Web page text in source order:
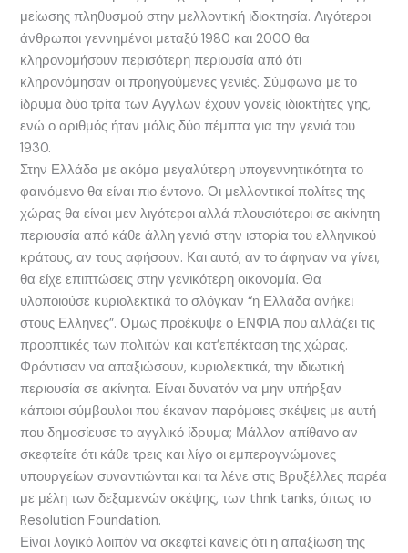
μείωσης πληθυσμού στην μελλοντική ιδιοκτησία. Λιγότεροι
άνθρωποι γεννημένοι μεταξύ 1980 και 2000 θα
κληρονομήσουν περισότερη περιουσία από ότι
κληρονόμησαν οι προηγούμενες γενιές. Σύμφωνα με το
ίδρυμα δύο τρίτα των Αγγλων έχουν γονείς ιδιοκτήτες γης,
ενώ ο αριθμός ήταν μόλις δύο πέμπτα για την γενιά του
1930.
Στην Ελλάδα με ακόμα μεγαλύτερη υπογεννητικότητα το
φαινόμενο θα είναι πιο έντονο. Οι μελλοντικοί πολίτες της
χώρας θα είναι μεν λιγότεροι αλλά πλουσιότεροι σε ακίνητη
περιουσία από κάθε άλλη γενιά στην ιστορία του ελληνικού
κράτους, αν τους αφήσουν. Και αυτό, αν το άφηναν να γίνει,
θα είχε επιπτώσεις στην γενικότερη οικονομία. Θα
υλοποιούσε κυριολεκτικά το σλόγκαν “η Ελλάδα ανήκει
στους Ελληνες”. Ομως προέκυψε ο ΕΝΦΙΑ που αλλάζει τις
προοπτικές των πολιτών και κατ’επέκταση της χώρας.
Φρόντισαν να απαξιώσουν, κυριολεκτικά, την ιδιωτική
περιουσία σε ακίνητα. Είναι δυνατόν να μην υπήρξαν
κάποιοι σύμβουλοι που έκαναν παρόμοιες σκέψεις με αυτή
που δημοσίευσε το αγγλικό ίδρυμα; Μάλλον απίθανο αν
σκεφτείτε ότι κάθε τρεις και λίγο οι εμπερογνώμονες
υπουργείων συναντιώνται και τα λένε στις Βρυξέλλες παρέα
με μέλη των δεξαμενών σκέψης, των thnk tanks, όπως το
Resolution Foundation.
Είναι λογικό λοιπόν να σκεφτεί κανείς ότι η απαξίωση της